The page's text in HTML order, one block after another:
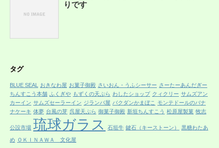
りです
タグ
BLUE SEAL おきなわ屋 お菓子御殿 さいおん・うふシーサー さーたーあんだぎー
ちんすこう本舗 ふくぎや もずくの天ぷら わしたショップ クィクリー サムズアン
カーイン サムズセーラーイン ジランバ屋 バクダンかまぼこ
モンテドールのバナ
ナケーキ 体夢 台風の芽 呉屋天ぷら 御菓子御殿 新垣ちんすこう 松原屋製菓 牧志
公設市場 琉球ガラス 石垣牛 鍵石（キーストーン） 黒糖わたあ
め ＯＫＩＮＡＷＡ 文化屋